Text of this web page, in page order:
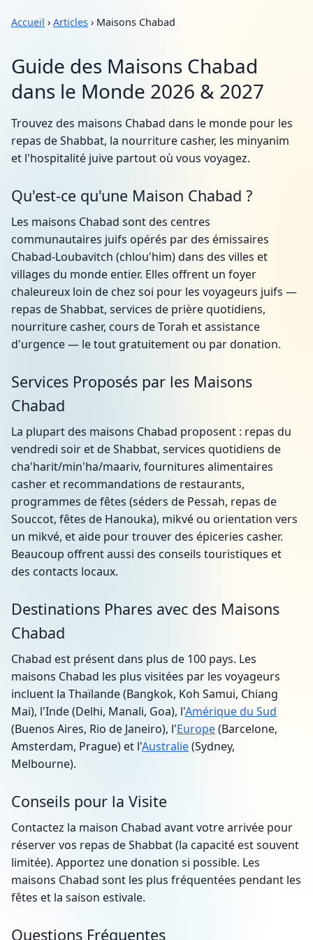
Accueil › Articles › Maisons Chabad
Guide des Maisons Chabad
dans le Monde 2026 & 2027
Trouvez des maisons Chabad dans le monde pour les
repas de Shabbat, la nourriture casher, les minyanim
et l'hospitalité juive partout où vous voyagez.
Qu'est-ce qu'une Maison Chabad ?
Les maisons Chabad sont des centres
communautaires juifs opérés par des émissaires
Chabad-Loubavitch (chlou'him) dans des villes et
villages du monde entier. Elles offrent un foyer
chaleureux loin de chez soi pour les voyageurs juifs —
repas de Shabbat, services de prière quotidiens,
nourriture casher, cours de Torah et assistance
d'urgence — le tout gratuitement ou par donation.
Services Proposés par les Maisons
Chabad
La plupart des maisons Chabad proposent : repas du
vendredi soir et de Shabbat, services quotidiens de
cha'harit/min'ha/maariv, fournitures alimentaires
casher et recommandations de restaurants,
programmes de fêtes (séders de Pessah, repas de
Souccot, fêtes de Hanouka), mikvé ou orientation vers
un mikvé, et aide pour trouver des épiceries casher.
Beaucoup offrent aussi des conseils touristiques et
des contacts locaux.
Destinations Phares avec des Maisons
Chabad
Chabad est présent dans plus de 100 pays. Les
maisons Chabad les plus visitées par les voyageurs
incluent la Thaïlande (Bangkok, Koh Samui, Chiang
Mai), l'Inde (Delhi, Manali, Goa), l'Amérique du Sud
(Buenos Aires, Rio de Janeiro), l'Europe(Barcelone,
Amsterdam, Prague) et l'Australie(Sydney,
Melbourne).
Conseils pour la Visite
Contactez la maison Chabad avant votre arrivée pour
réserver vos repas de Shabbat (la capacité est souvent
limitée). Apportez une donation si possible. Les
maisons Chabad sont les plus fréquentées pendant les
fêtes et la saison estivale.
Questions Fréquentes